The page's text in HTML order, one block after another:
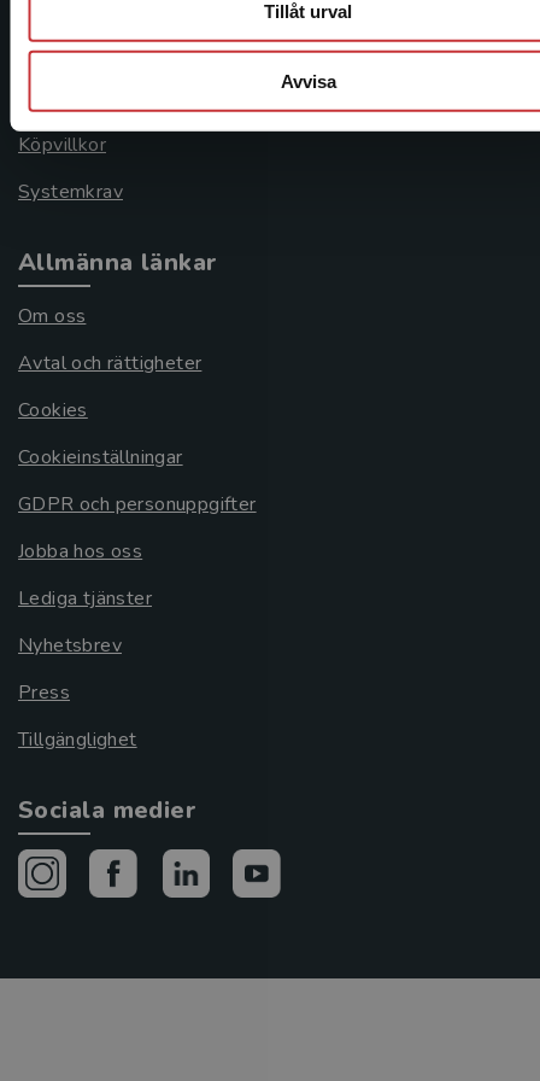
Tillåt urval
Avvisa
046-31 21 00
Köpvillkor
Systemkrav
Allmänna länkar
Om oss
Avtal och rättigheter
Cookies
Cookieinställningar
GDPR och personuppgifter
Jobba hos oss
Lediga tjänster
Nyhetsbrev
Press
Tillgänglighet
Sociala medier